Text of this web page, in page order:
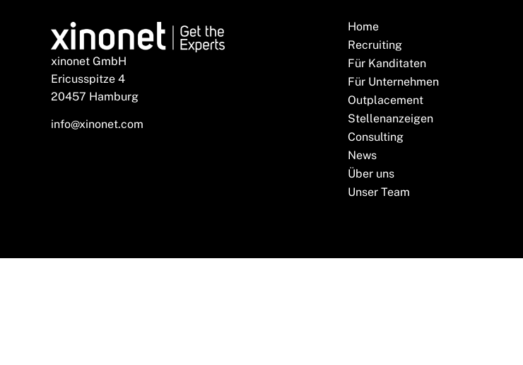
xinonet GmbH
Ericusspitze 4
20457 Hamburg
info@xinonet.com
Home
Recruiting
Für Kanditaten
Für Unternehmen
Outplacement
Stellenanzeigen
Consulting
News
Über uns
Unser Team